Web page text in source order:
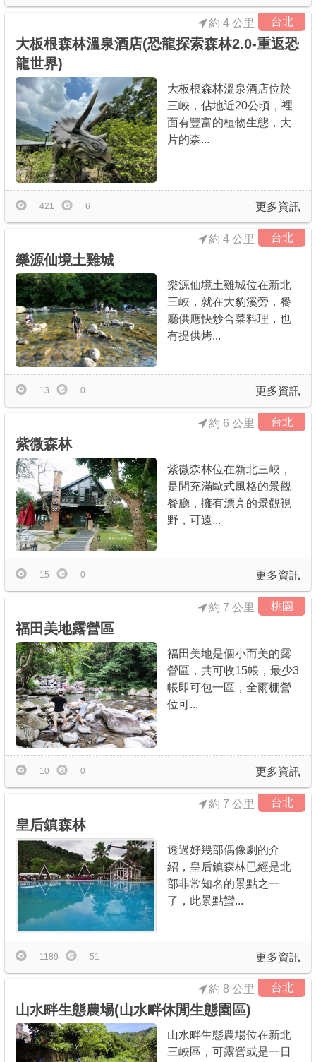
台北
大板根森林溫泉酒店(恐龍探索森林2.0-重返恐
龍世界)
約 4 公里
大板根森林溫泉酒店位於
三峽，佔地近20公頃，裡
面有豐富的植物生態，大
片的森...
更多資訊
421 6
台北
樂源仙境土雞城
約 4 公里
樂源仙境土雞城位在新北
三峽，就在大豹溪旁，餐
廳供應快炒合菜料理，也
有提供烤...
更多資訊
13 0
台北
紫微森林
約 6 公里
紫微森林位在新北三峽，
是間充滿歐式風格的景觀
餐廳，擁有漂亮的景觀視
野，可遠...
更多資訊
15 0
桃園
福田美地露營區
約 7 公里
福田美地是個小而美的露
營區，共可收15帳，最少3
帳即可包一區，全雨棚營
位可...
更多資訊
10 0
台北
皇后鎮森林
約 7 公里
透過好幾部偶像劇的介
紹，皇后鎮森林已經是北
部非常知名的景點之一
了，此景點蠻...
更多資訊
1189 51
台北
山水畔生態農場(山水畔休閒生態園區)
約 8 公里
山水畔生態農場位在新北
三峽區，可露營或是一日